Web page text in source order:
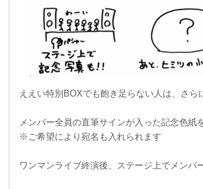
ええい特別BOXでも飽き足らない人は、さら
メンバー全員の直筆サインが入った記念色紙
※ご希望により宛名も入れられます
ワンマンライブ終演後、ステージ上でメンバ